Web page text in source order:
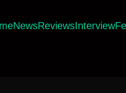
NewsReviewsInterview